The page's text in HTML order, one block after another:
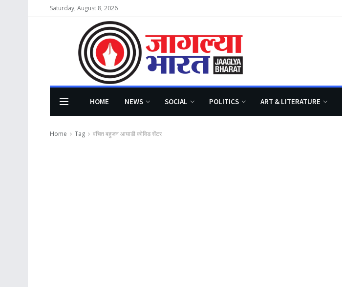
Saturday, August 8, 2026
HOME NEWS SOCIAL POLITICS ART & LITERATURE
Home Tag वंचित बहुजन आघाडी कोविड सेंटर